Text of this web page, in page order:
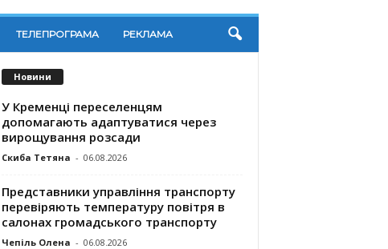
ТЕЛЕПРОГРАМА РЕКЛАМА
Новини
У Кременці переселенцям
допомагають адаптуватися через
вирощування розсади
Скиба Тетяна - 06.08.2026
Представники управління транспорту
перевіряють температуру повітря в
салонах громадського транспорту
Чепіль Олена - 06.08.2026